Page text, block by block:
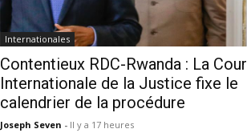
Internationales
Contentieux RDC-Rwanda : La Cour
Internationale de la Justice fixe le
calendrier de la procédure
Joseph Seven - Il y a 17 heures